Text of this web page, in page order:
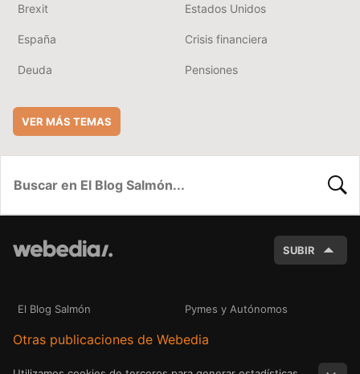
Brexit Estados Unidos
España Crisis financiera
Deuda Pensiones
VER MÁS TEMAS
SUBIR
El Blog Salmón Pymes y Autónomos
Otras publicaciones de Webedia